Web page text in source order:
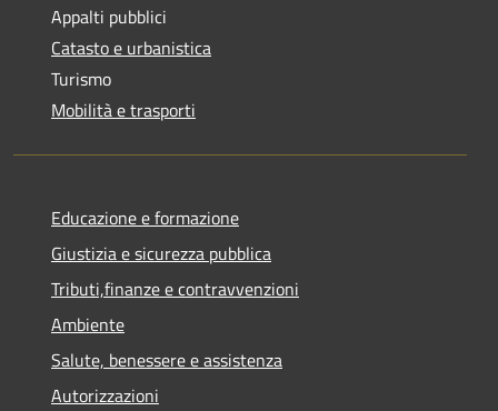
Appalti pubblici
Catasto e urbanistica
Turismo
Mobilità e trasporti
Educazione e formazione
Giustizia e sicurezza pubblica
Tributi,finanze e contravvenzioni
Ambiente
Salute, benessere e assistenza
Autorizzazioni